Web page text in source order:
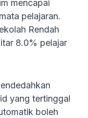
mencapai
pelajaran.
Rendah
8.0% pelajar
yang tertinggal
boleh